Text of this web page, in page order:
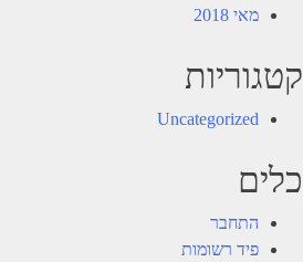
מאי 2018
קטגוריות
Uncategorized
כלים
התחבר
פיד רשומות